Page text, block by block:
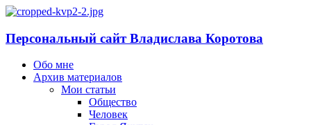
Персональный сайт Владислава Коротова
Обо мне
Архив материалов
Мои статьи
Общество
Человек